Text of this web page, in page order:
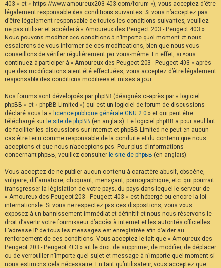
403 » et « https://www.amoureux203-403.com/forum »), vous acceptez d’être
légalement responsable des conditions suivantes. Si vous n’acceptez pas
d’être légalement responsable de toutes les conditions suivantes, veuillez
ne pas utiliser et accéder à « Amoureux des Peugeot 203 - Peugeot 403 ».
Nous pouvons modifier ces conditions à n’importe quel moment et nous
essaierons de vous informer de ces modifications, bien que nous vous
conseillons de vérifier régulièrement par vous-même. En effet, si vous
continuez à participer à « Amoureux des Peugeot 203 - Peugeot 403 » après
que des modifications aient été effectuées, vous acceptez d’être légalement
responsable des conditions modifiées et mises à jour.
Nos forums sont développés par phpBB (désignés ci-après par « logiciel
phpBB » et « phpBB Limited ») qui est un logiciel de forum de discussions
déclaré sous la « licence publique générale GNU 2.0 » et qui peut être
téléchargé sur le site de phpBB (en anglais). Le logiciel phpBB a pour seul but
de faciliter les discussions sur internet et phpBB Limited ne peut en aucun
cas être tenu comme responsable de la conduite et du contenu que nous
acceptons et que nous n’acceptons pas. Pour plus d’informations
concernant phpBB, veuillez consulter le site de phpBB (en anglais).
Vous acceptez de ne publier aucun contenu à caractère abusif, obscène,
vulgaire, diffamatoire, choquant, menaçant, pornographique, etc. qui pourrait
transgresser la législation de votre pays, du pays dans lequel le serveur de
« Amoureux des Peugeot 203 - Peugeot 403 » est hébergé ou encore la loi
internationale. Si vous ne respectez pas ces dispositions, vous vous
exposez à un bannissement immédiat et définitif et nous nous réservons le
droit d’avertir votre fournisseur d’accès à internet et les autorités officielles.
L’adresse IP de tous les messages est enregistrée afin d’aider au
renforcement de ces conditions. Vous acceptez le fait que « Amoureux des
Peugeot 203 - Peugeot 403 » ait le droit de supprimer, de modifier, de déplacer
ou de verrouiller n’importe quel sujet et message à n’importe quel moment si
nous estimons cela nécessaire. En tant qu’utilisateur, vous acceptez que